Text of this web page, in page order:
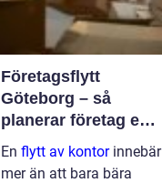
Företagsflytt
Göteborg – så
planerar företag en
smidig och trygg
flytt
En flytt av kontorinnebär
mer än att bara bära